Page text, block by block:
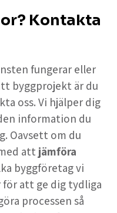
Kontakta
fungerar eller
byggprojekt är du
oss. Vi hjälper dig
information du
Oavsett om du
att jämföra
byggföretag vi
för att ge dig tydliga
processen så